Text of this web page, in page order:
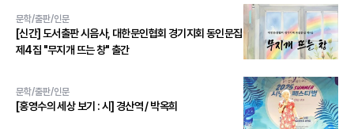
문학/출판/인문
[신간] 도서출판 시음사, 대한문인협회 경기지회 동인문집
제4집 "무지개 뜨는 창" 출간
문학/출판/인문
[홍영수의 세상 보기 : 시] 경산역 / 박옥희